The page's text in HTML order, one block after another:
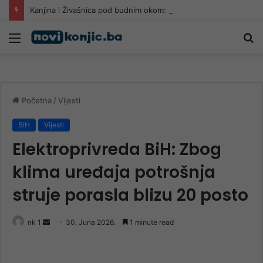
Meni
Početna / Vijesti
BiH Vijesti
Elektroprivreda BiH: Zbog
klima uređaja potrošnja
struje porasla blizu 20 posto
nk 1
Send 30. Juna 2026. 1 minute read